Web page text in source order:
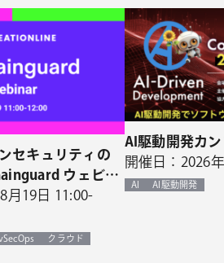
セキュリティの
ウェビナ
月19日 11:00-
クラウド
AI駆動開発カ
開催日：2026
AI AI駆動開発